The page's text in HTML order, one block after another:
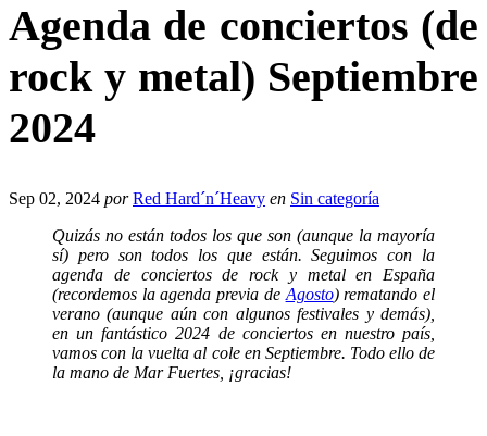
Agenda de conciertos (de
rock y metal) Septiembre
2024
Sep 02, 2024 por Red Hard´n´Heavy en Sin categoría
Quizás no están todos los que son (aunque la mayoría
sí) pero son todos los que están. Seguimos con la
agenda de conciertos de rock y metal en España
(recordemos la agenda previa de Agosto) rematando el
verano (aunque aún con algunos festivales y demás),
en un fantástico 2024 de conciertos en nuestro país,
vamos con la vuelta al cole en Septiembre. Todo ello de
la mano de Mar Fuertes, ¡gracias!